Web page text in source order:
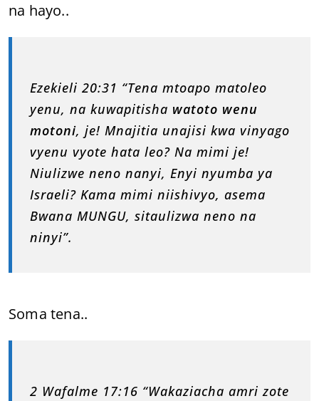
na hayo..
Ezekieli 20:31 “Tena mtoapo matoleo
yenu, na kuwapitisha watoto wenu
motoni, je! Mnajitia unajisi kwa vinyago
vyenu vyote hata leo? Na mimi je!
Niulizwe neno nanyi, Enyi nyumba ya
Israeli? Kama mimi niishivyo, asema
Bwana MUNGU, sitaulizwa neno na
ninyi”.
Soma tena..
2 Wafalme 17:16 “Wakaziacha amri zote